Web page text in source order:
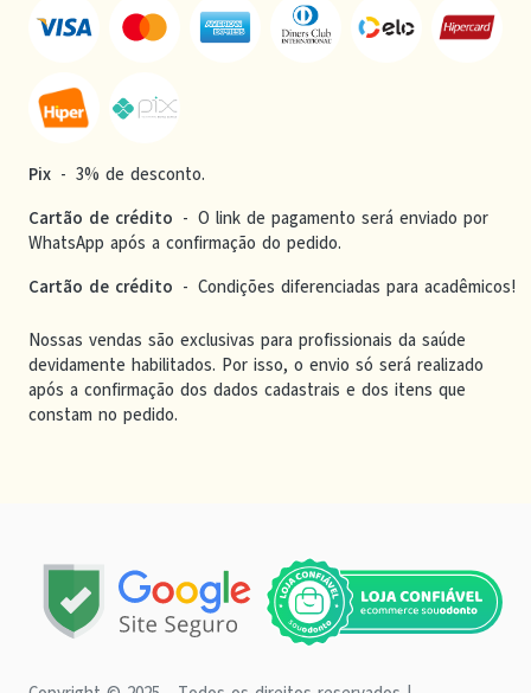
Pix - 3% de desconto.
Cartão de crédito - O link de pagamento será enviado por
WhatsApp após a confirmação do pedido.
Cartão de crédito - Condições diferenciadas para acadêmicos!
Nossas vendas são exclusivas para profissionais da saúde
devidamente habilitados. Por isso, o envio só será realizado
após a confirmação dos dados cadastrais e dos itens que
constam no pedido.